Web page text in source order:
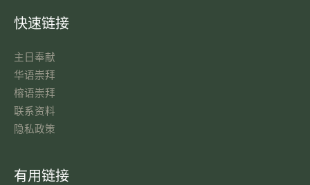
快速链接
主日奉献​
华语崇拜
榕语崇拜
联系资料​
隐私政策
有用链接